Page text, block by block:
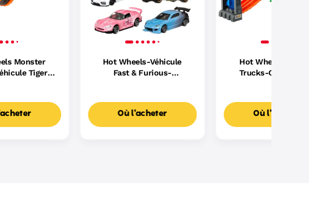
Monster
Tiger
Hot Wheels-Véhicule
Fast & Furious-
Où l'acheter
Hot Wheels
Trucks-Coffret
Où l'acheter